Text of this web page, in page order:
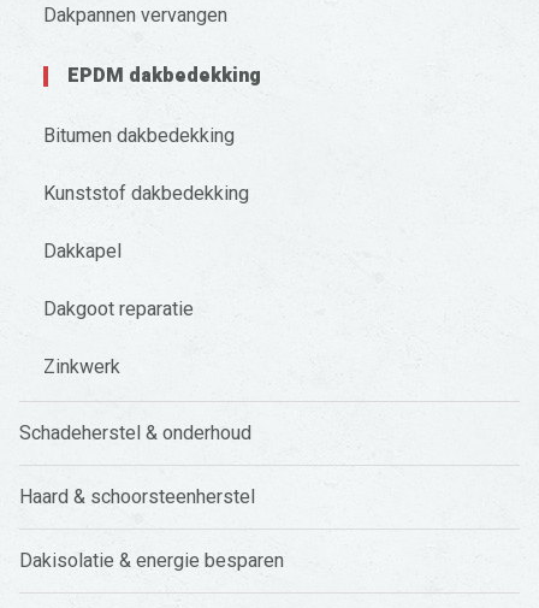
Dakpannen vervangen
EPDM dakbedekking
Bitumen dakbedekking
Kunststof dakbedekking
Dakkapel
Dakgoot reparatie
Zinkwerk
Schadeherstel & onderhoud
Haard & schoorsteenherstel
Dakisolatie & energie besparen